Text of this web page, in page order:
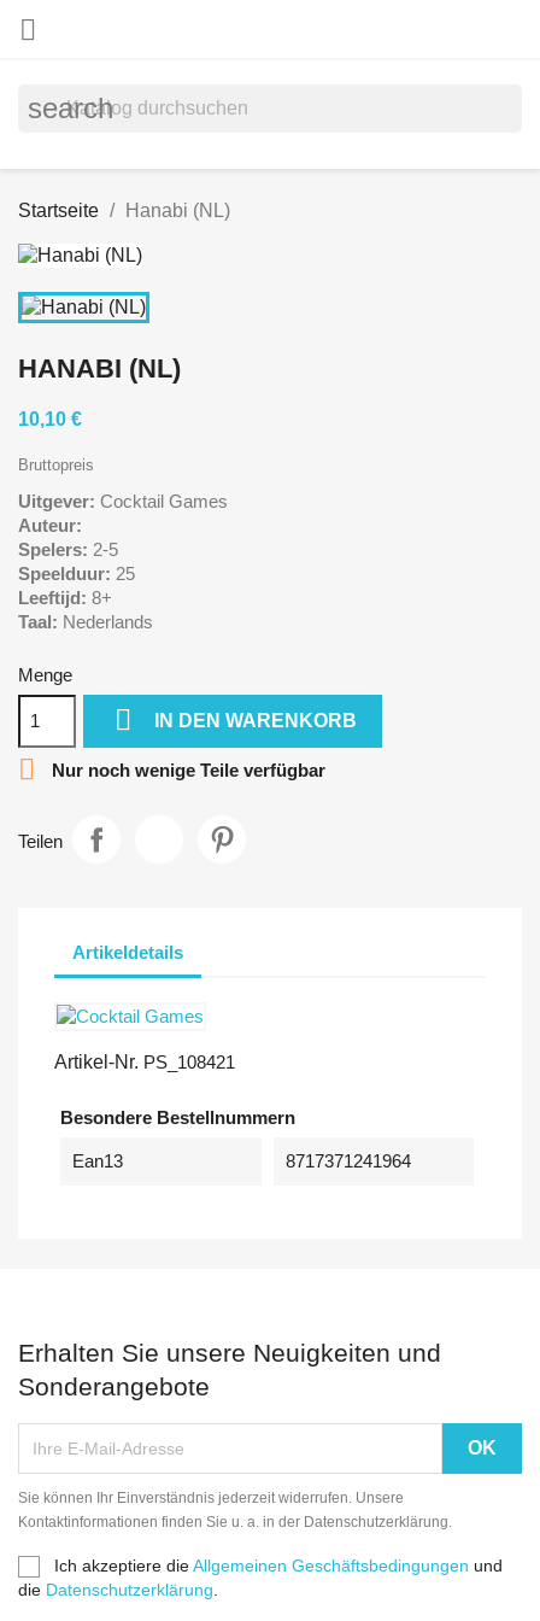

search
Startseite Hanabi (NL)
HANABI (NL)
10,10 €
Bruttopreis
Uitgever: Cocktail Games
Auteur:
Spelers: 2-5
Speelduur: 25
Leeftijd: 8+
Taal: Nederlands
Menge
 IN DEN WARENKORB
 Nur noch wenige Teile verfügbar
Teilen
Artikeldetails
Artikel-Nr. PS_108421
Besondere Bestellnummern
Ean13 8717371241964
Erhalten Sie unsere Neuigkeiten und
Sonderangebote
Sie können Ihr Einverständnis jederzeit widerrufen. Unsere
Kontaktinformationen finden Sie u. a. in der Datenschutzerklärung.
Ich akzeptiere dieAllgemeinen Geschäftsbedingungen und
die Datenschutzerklärung